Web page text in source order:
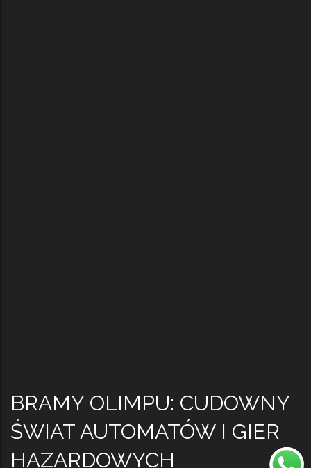
BRAMY OLIMPU: CUDOWNY
ŚWIAT AUTOMATÓW I GIER
HAZARDOWYCH